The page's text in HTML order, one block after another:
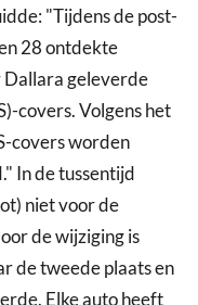
"Tijdens de post-
28 ontdekte
Dallara geleverde
covers. Volgens het
covers worden
In de tussentijd
niet voor de
de wijziging is
de tweede plaats en
Elke auto heeft